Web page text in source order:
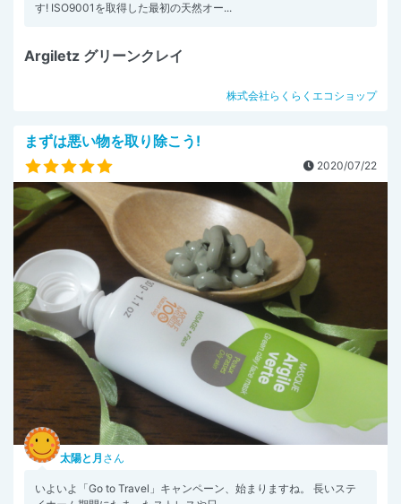
す! ISO9001を取得した最初の天然オー...
Argiletz グリーンクレイ
株式会社らくらくエコショップ
まずは悪い物を取り除こう!
2020/07/22
太陽と月 さん
いよいよ「Go to Travel」キャンペーン、始まりますね。 長いステ